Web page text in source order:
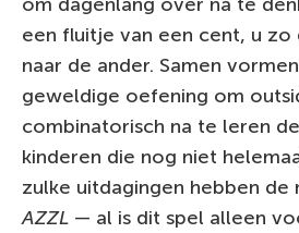
een fluitje van een cent, u zo
naar de ander. Samen
geweldige oefening om
combinatorisch na te leren
kinderen die nog niet
zulke uitdagingen hebben de
AZZL — al is dit spel alleen